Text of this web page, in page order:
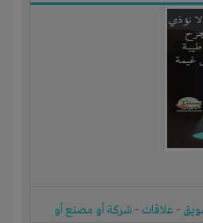
- علاقات - شركة أو مصنع أو